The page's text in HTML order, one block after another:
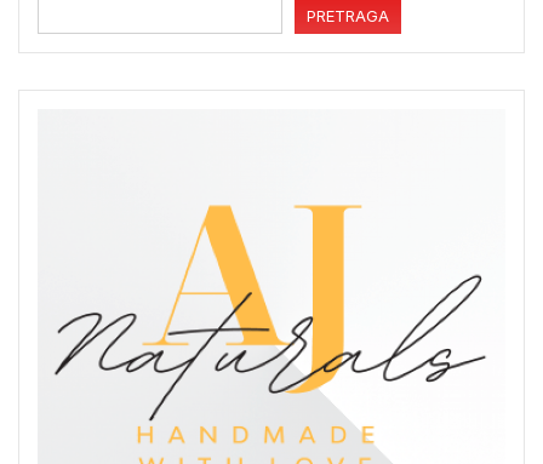
PRETRAGA